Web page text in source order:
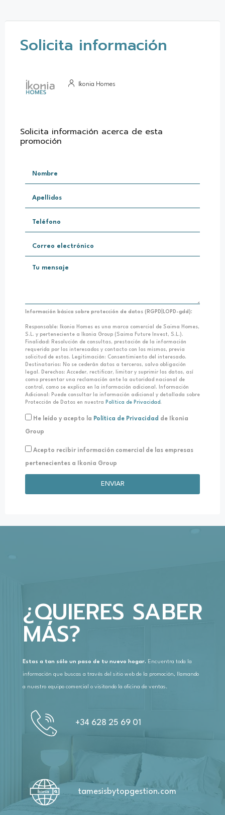
Solicita información
Ikonia Homes
Solicita información acerca de esta
promoción
Información básica sobre protección de datos (RGPD|LOPD-gdd):
Responsable: Ikonia Homes es una marca comercial de Saima Homes,
S.L. y perteneciente a Ikonia Group (Saima Future Invest, S.L.).
Finalidad: Resolución de consultas, prestación de la información
requerida por los interesados y contacto con los mismos, previa
solicitud de estos. Legitimación: Consentimiento del interesado.
Destinatarios: No se cederán datos a terceros, salvo obligación
legal. Derechos: Acceder, rectificar, limitar y suprimir los datos, así
como presentar una reclamación ante la autoridad nacional de
control, como se explica en la información adicional. Información
Adicional: Puede consultar la información adicional y detallada sobre
Protección de Datos en nuestra Política de Privacidad .
He leído y acepto la Política de Privacidad de Ikonia
Group
Acepto recibir información comercial de las empresas
pertenecientes a Ikonia Group
ENVIAR
¿QUIERES SABER
MÁS?
Estas a tan sólo un paso de tu nuevo hogar. Encuentra toda la
información que buscas a través del sitio web de la promoción, llamando
a nuestro equipo comercial o visitando la oficina de ventas.
+34 628 25 69 01
tamesisbytopgestion.com